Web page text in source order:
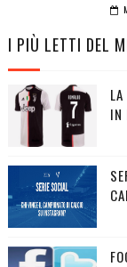
I PIÙ LETTI DEL
IN